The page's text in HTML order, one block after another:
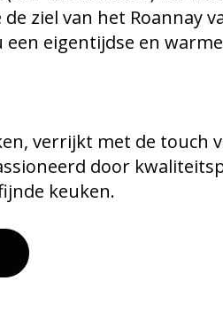
ziel van het Roannay
eigentijdse en
verrijkt met de touch
door
keuken.